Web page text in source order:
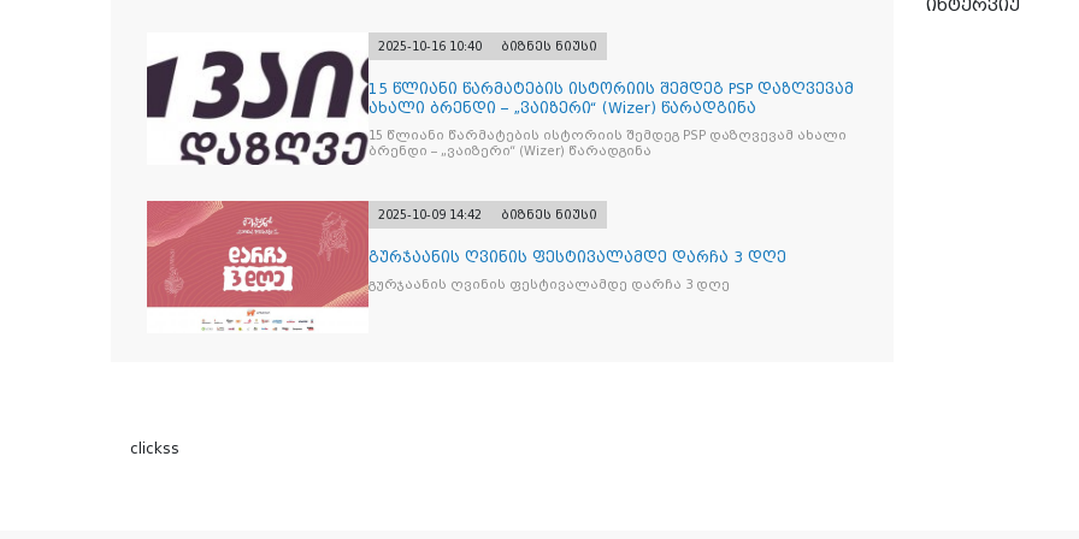
2025-10-16 10:40 ბიზნეს ნიუსი
15 წლიანი წარმატების ისტორიის შემდეგ PSP დაზღვევამ
ახალი ბრენდი – „ვაიზერი“ (Wizer) წარადგინა
15 წლიანი წარმატების ისტორიის შემდეგ PSP დაზღვევამ ახალი
ბრენდი – „ვაიზერი“ (Wizer) წარადგინა
2025-10-09 14:42 ბიზნეს ნიუსი
გურჯაანის ღვინის ფესტივალამდე დარჩა 3 დღე
გურჯაანის ღვინის ფესტივალამდე დარჩა 3 დღე
clickss
ინტერვიუ